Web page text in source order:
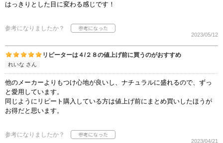
はっきりとした目に変わる感じです！
参考になりましたか？
2023/05/12
リピーターは４/２８の値上げ前に買うのがおすすめ
れいな さん
他のメーカーよりもつけ心地が良いし、ナチュラルに盛れるので、ずっ
と愛用しています。
同じようにリピート購入している方は値上げ前にまとめ買いしたほうが
お得だと思います。
参考になりましたか？
2023/04/21